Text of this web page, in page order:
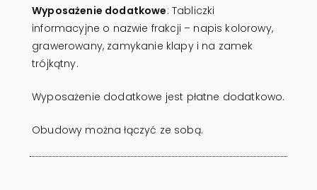
Wyposażenie dodatkowe: Tabliczki
informacyjne o nazwie frakcji – napis kolorowy,
grawerowany, zamykanie klapy i na zamek
trójkątny.
Wyposażenie dodatkowe jest płatne dodatkowo.
Obudowy można łączyć ze sobą.